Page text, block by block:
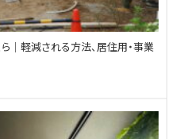
｜軽減される方法、居住用・事業